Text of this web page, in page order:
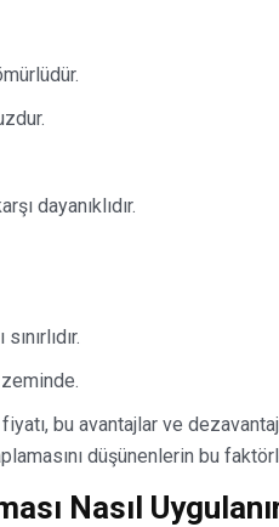
dayanıklıdır.
bu avantajlar ve
düşünenlerin bu
Nasıl